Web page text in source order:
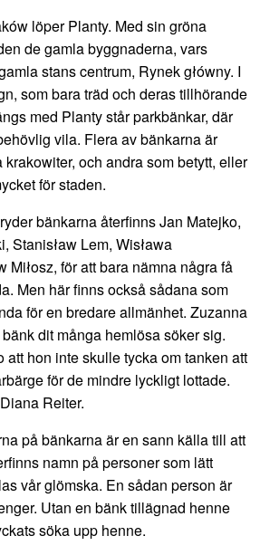
löper Planty. Med sin gröna
de gamla byggnaderna, vars
stans centrum, Rynek główny. I
som bara träd och deras tillhörande
med Planty står parkbänkar, där
vila. Flera av bänkarna är
och andra som betytt, eller
för staden.
bänkarna återfinns Jan Matejko,
Stanisław Lem, Wisława
Miłosz, för att bara nämna några få
Men här finns också sådana som
för en bredare allmänhet. Zuzanna
dit många hemlösa söker sig.
att hon inte skulle tycka om tanken att
för de mindre lyckligt lottade.
Reiter.
på bänkarna är en sann källa till att
namn på personer som lätt
vår glömska. En sådan person är
Utan en bänk tillägnad henne
söka upp henne.